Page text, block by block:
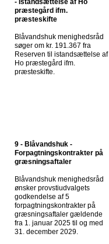
præstegård ifm.
præsteskifte
Blåvandshuk menighedsråd
søger om kr. 191.367 fra
Reserven til istandsættelse af
Ho præstegård ifm.
præsteskifte.
9 - Blåvandshuk -
Forpagtningskontrakter på
græsningsaftaler
Blåvandshuk menighedsråd
ønsker provstiudvalgets
godkendelse af 5
forpagtningskontrakter på
græsningsaftaler gældende
fra 1. januar 2025 til og med
31. december 2029.